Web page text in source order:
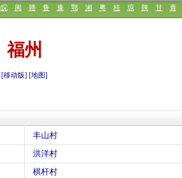
皖 闽 赣 鲁 豫 鄂 湘 粤 桂 琼 陕 甘 青
福州
[移动版] [地图]
丰山村
洪洋村
棋杆村